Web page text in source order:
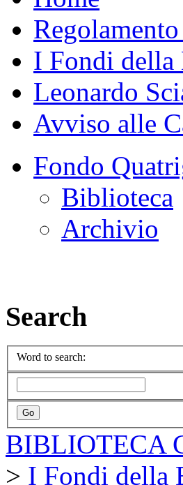
I Fondi della
Leonardo
Avviso alle
Fondo
Biblioteca
Archivio
Search
Word to search:
BIBLIOTECA
> I Fondi della